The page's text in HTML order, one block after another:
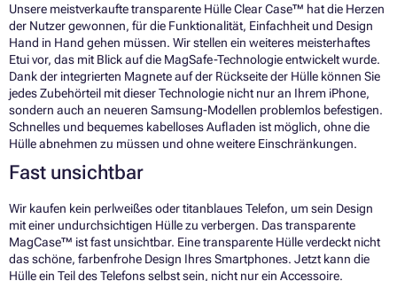
Unsere meistverkaufte transparente Hülle Clear Case™ hat die Herzen
der Nutzer gewonnen, für die Funktionalität, Einfachheit und Design
Hand in Hand gehen müssen. Wir stellen ein weiteres meisterhaftes
Etui vor, das mit Blick auf die MagSafe-Technologie entwickelt wurde.
Dank der integrierten Magnete auf der Rückseite der Hülle können Sie
jedes Zubehörteil mit dieser Technologie nicht nur an Ihrem iPhone,
sondern auch an neueren Samsung-Modellen problemlos befestigen.
Schnelles und bequemes kabelloses Aufladen ist möglich, ohne die
Hülle abnehmen zu müssen und ohne weitere Einschränkungen.
Fast unsichtbar
Wir kaufen kein perlweißes oder titanblaues Telefon, um sein Design
mit einer undurchsichtigen Hülle zu verbergen. Das transparente
MagCase™ ist fast unsichtbar. Eine transparente Hülle verdeckt nicht
das schöne, farbenfrohe Design Ihres Smartphones. Jetzt kann die
Hülle ein Teil des Telefons selbst sein, nicht nur ein Accessoire.